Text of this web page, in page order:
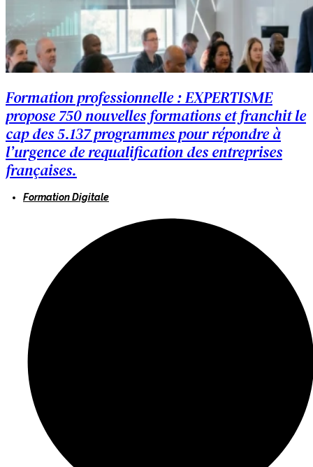
Formation professionnelle : EXPERTISME
propose 750 nouvelles formations et franchit le
cap des 5.137 programmes pour répondre à
l’urgence de requalification des entreprises
françaises.
Formation Digitale